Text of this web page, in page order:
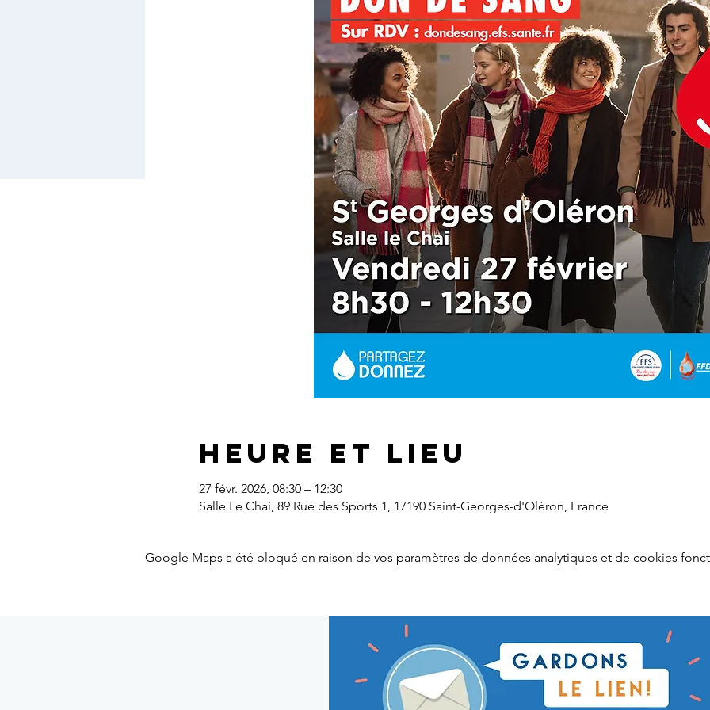
Heure et lieu
27 févr. 2026, 08:30 – 12:30
Salle Le Chai, 89 Rue des Sports 1, 17190 Saint-Georges-d'Oléron, France
Google Maps a été bloqué en raison de vos paramètres de données analytiques et de cookies